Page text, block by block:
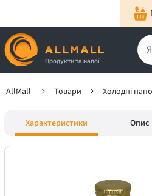
Продукти та напої
AllMall Товари Холодні
Характеристики Опис